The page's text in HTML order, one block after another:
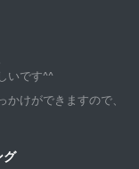
いです^^
かけができますので、
グ